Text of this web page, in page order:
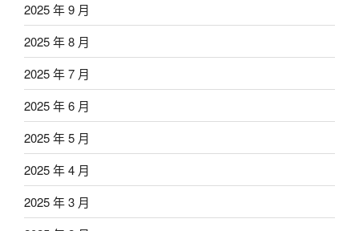
2025 年 9 月
2025 年 8 月
2025 年 7 月
2025 年 6 月
2025 年 5 月
2025 年 4 月
2025 年 3 月